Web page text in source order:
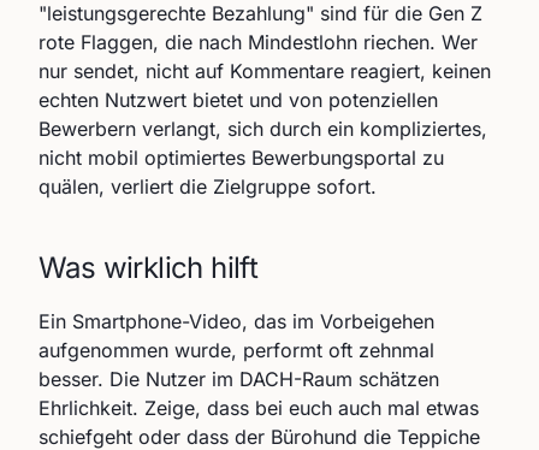
"leistungsgerechte Bezahlung" sind für die Gen Z
rote Flaggen, die nach Mindestlohn riechen. Wer
nur sendet, nicht auf Kommentare reagiert, keinen
echten Nutzwert bietet und von potenziellen
Bewerbern verlangt, sich durch ein kompliziertes,
nicht mobil optimiertes Bewerbungsportal zu
quälen, verliert die Zielgruppe sofort.
Was wirklich hilft
Ein Smartphone-Video, das im Vorbeigehen
aufgenommen wurde, performt oft zehnmal
besser. Die Nutzer im DACH-Raum schätzen
Ehrlichkeit. Zeige, dass bei euch auch mal etwas
schiefgeht oder dass der Bürohund die Teppiche